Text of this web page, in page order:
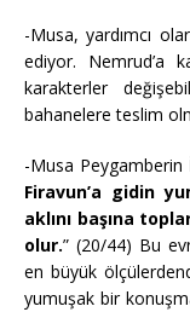
-Musa, yardımcı
ediyor. Nemrud’a
karakterler
bahanelere teslim
-Musa Peygamberin
Firavun’a gidin
aklını başına
olur.” (20/44) Bu
en büyük
yumuşak bir